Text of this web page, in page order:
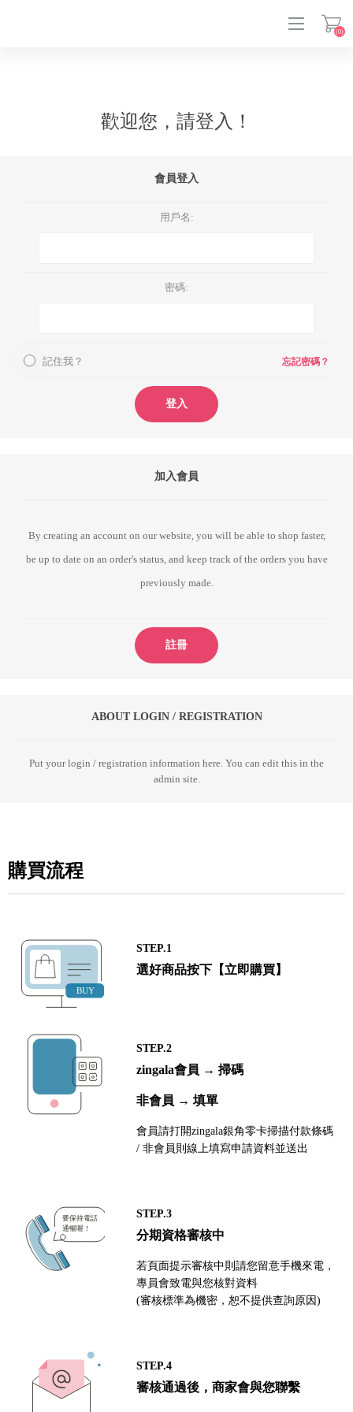
(0)
歡迎您，請登入！
會員登入
用戶名:
密碼:
記住我？ 忘記密碼？
登入
加入會員
By creating an account on our website, you will be able to shop faster,
be up to date on an order's status, and keep track of the orders you have
previously made.
註冊
ABOUT LOGIN / REGISTRATION
Put your login / registration information here. You can edit this in the
admin site.
購買流程
STEP.1
選好商品按下【立即購買】
STEP.2
zingala會員 → 掃碼
非會員 → 填單
會員請打開zingala銀角零卡掃描付款條碼
/ 非會員則線上填寫申請資料並送出
STEP.3
分期資格審核中
若頁面提示審核中則請您留意手機來電，
專員會致電與您核對資料
(審核標準為機密，恕不提供查詢原因)
STEP.4
審核通過後，商家會與您聯繫